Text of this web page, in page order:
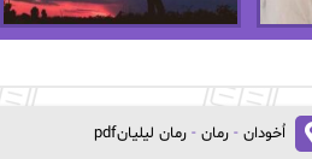
اُخودان - رمان - رمان لیلیانpdf